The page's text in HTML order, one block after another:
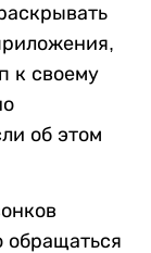
к своему
об этом
обращаться